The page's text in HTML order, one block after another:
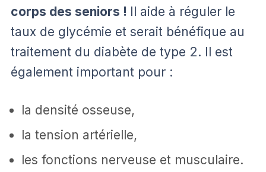
corps des seniors !
Il aide à réguler le
taux de glycémie et serait bénéfique au
traitement du diabète de type 2. Il est
également important pour :
la densité osseuse,
la tension artérielle,
les fonctions nerveuse et musculaire.